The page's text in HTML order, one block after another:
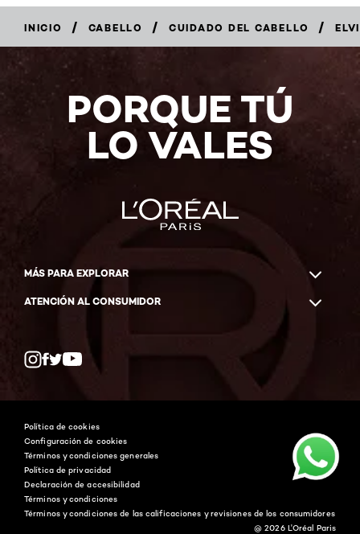
INICIO / CABELLO / CUIDADO DEL CABELLO /
PORQUE TÚ
LO VALES
MÁS PARA EXPLORAR
ATENCIÓN AL CONSUMIDOR
Whatsapp
Política de cookies
Configuración de cookies
Términos y condiciones generales
Política de privacidad
Declaración de accesibilidad
Términos y condiciones
Términos y condiciones de las calificaciones y revisiones de los consumidores
@ 2026 L'Oréal Paris